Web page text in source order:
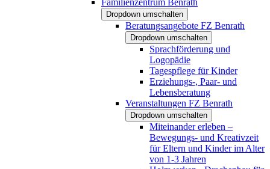
Dropdown umschalten
Beratungsangebote FZ Benrath
Dropdown umschalten
Sprachförderung und
Logopädie
Tagespflege für Kinder
Erziehungs-, Paar- und
Lebensberatung
Veranstaltungen FZ Benrath
Dropdown umschalten
Miteinander erleben –
Bewegungs- und Kreativzeit
für Eltern und Kinder im Alter
von 1-3 Jahren